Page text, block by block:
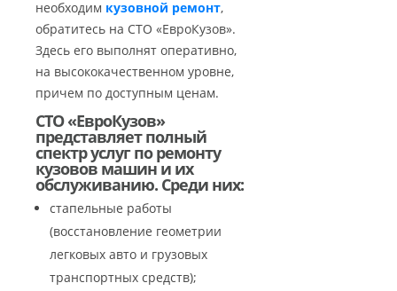
необходим кузовной ремонт,
обратитесь на СТО «ЕвроКузов».
Здесь его выполнят оперативно,
на высококачественном уровне,
причем по доступным ценам.
СТО «ЕвроКузов»
представляет полный
спектр услуг по ремонту
кузовов машин и их
обслуживанию. Среди них:
стапельные работы
(восстановление геометрии
легковых авто и грузовых
транспортных средств);